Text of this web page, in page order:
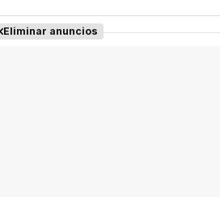
Eliminar anuncios